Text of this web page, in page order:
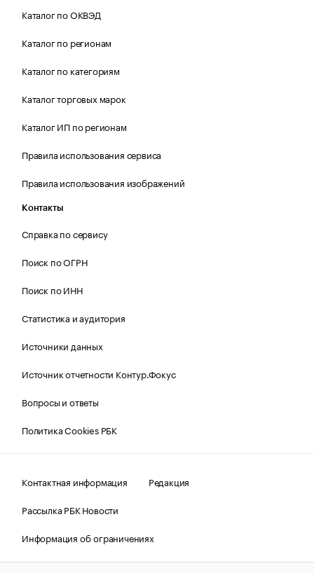
Каталог по ОКВЭД
Каталог по регионам
Каталог по категориям
Каталог торговых марок
Каталог ИП по регионам
Правила использования сервиса
Правила использования изображений
Контакты
Справка по сервису
Поиск по ОГРН
Поиск по ИНН
Статистика и аудитория
Источники данных
Источник отчетности Контур.Фокус
Вопросы и ответы
Политика Cookies РБК
Контактная информация
Редакция
Рассылка РБК Новости
Информация об ограничениях
Правовая информация
О соблюдении авторских прав